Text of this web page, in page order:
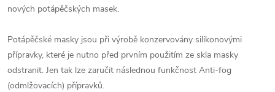
nových potápěčských masek.
Potápěčské masky jsou při výrobě konzervovány silikonovými
přípravky, které je nutno před prvním použitím ze skla masky
odstranit. Jen tak lze zaručit následnou funkčnost Anti-fog
(odmlžovacích) přípravků.